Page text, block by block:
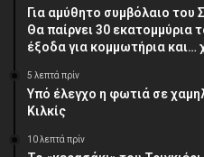
Για αμύθητο συμβόλαιο του
Θα παίρνει 30 εκατομμύρια
έξοδα για κομμωτήρια και…
5 λεπτά πρίν
Υπό έλεγχο η φωτιά σε
Κιλκίς
10 λεπτά πρίν